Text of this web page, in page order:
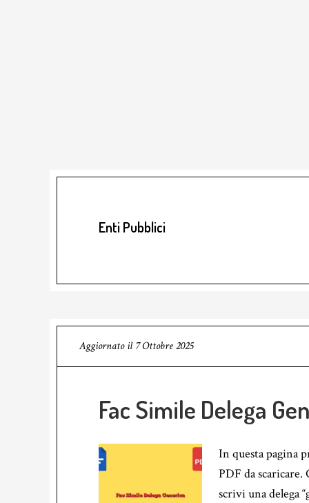
Enti Pubblici
Aggiornato il 7 Ottobre 2025
Fac Simile Delega
In questa pagina
PDF da
scrivi una delega